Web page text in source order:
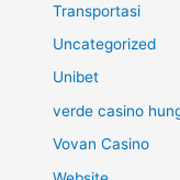
Transportasi
Uncategorized
Unibet
verde casino
Vovan Casino